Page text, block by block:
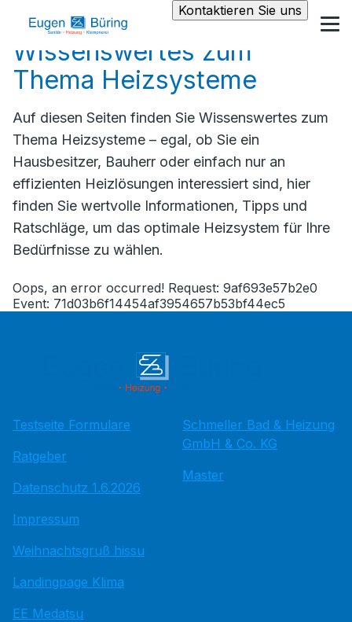
Kontaktieren Sie uns
Wissenswertes zum
Thema Heizsysteme
Auf diesen Seiten finden Sie Wissenswertes zum
Thema Heizsysteme – egal, ob Sie ein
Hausbesitzer, Bauherr oder einfach nur an
effizienten Heizlösungen interessiert sind, hier
finden Sie wertvolle Informationen, Tipps und
Ratschläge, um das optimale Heizsystem für Ihre
Bedürfnisse zu wählen.
Oops, an error occurred! Request: 9af693e57b2e0
Event: 71d03b6f14454af3954657b53bf44ec5
Testseite Formulare
Ratgeber
Datenschutz 1.6.2026
Impressum
Weihnachtsgruß hissu
Landingpage Klima
EE Medatsu
Schmeller Bad & Heizung
GmbH & Co. KG
Master